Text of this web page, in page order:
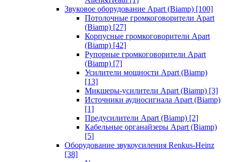
Звуковое оборудование Apart (Biamp) [100]
Потолочные громкоговорители Apart
(Biamp) [27]
Корпусные громкоговорители Apart
(Biamp) [42]
Рупорные громкоговорители Apart
(Biamp) [7]
Усилители мощности Apart (Biamp)
[13]
Микшеры-усилители Apart (Biamp) [3]
Источники аудиосигнала Apart (Biamp)
[1]
Предусилители Apart (Biamp) [2]
Кабельные органайзеры Apart (Biamp)
[5]
Оборудование звукоусиления Renkus-Heinz
[38]